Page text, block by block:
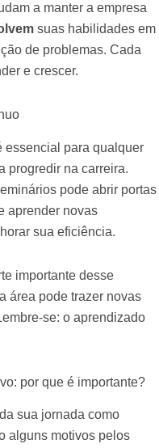
a manter a empresa
suas habilidades em
de problemas. Cada
e crescer.
essencial para qualquer
progredir na carreira.
pode abrir portas
aprender novas
sua eficiência.
importante desse
área pode trazer novas
se: o aprendizado
por que é importante?
sua jornada como
alguns motivos pelos